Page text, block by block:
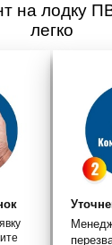
на лодку
легко